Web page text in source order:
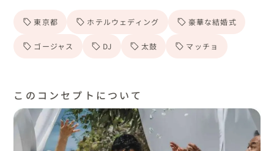
東京都 ホテルウェディング 豪華な結婚式
ゴージャス DJ 太鼓 マッチョ
このコンセプトについて